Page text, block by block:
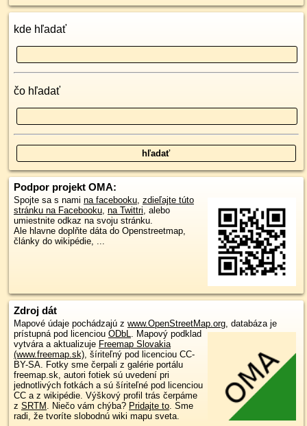
kde hľadať
čo hľadať
Podpor projekt OMA:
Spojte sa s nami na facebooku, zdieľajte túto
stránku na Facebooku, na Twittri, alebo
umiestnite odkaz na svoju stránku.
Ale hlavne doplňte dáta do Openstreetmap,
články do wikipédie, ...
Zdroj dát
Mapové údaje pochádzajú z www.OpenStreetMap.org, databáza je
prístupná pod licenciou ODbL. Mapový podklad
vytvára a aktualizuje Freemap Slovakia
(www.freemap.sk), šíriteľný pod licenciou CC-
BY-SA. Fotky sme čerpali z galérie portálu
freemap.sk, autori fotiek sú uvedení pri
jednotlivých fotkách a sú šíriteľné pod licenciou
CC a z wikipédie. Výškový profil trás čerpáme
z SRTM . Niečo vám chýba? Pridajte to. Sme
radi, že tvoríte slobodnú wiki mapu sveta.